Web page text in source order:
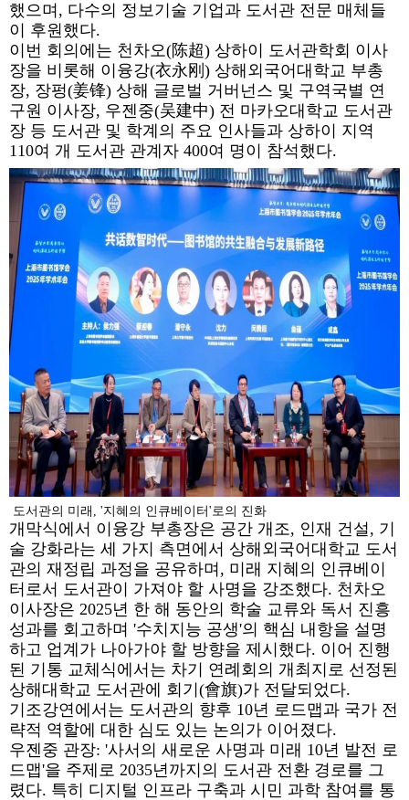
했으며, 다수의 정보기술 기업과 도서관 전문 매체들
이 후원했다.
이번 회의에는 천차오(陈超) 상하이 도서관학회 이사
장을 비롯해 이융강(衣永刚) 상해외국어대학교 부총
장, 장펑(姜锋) 상해 글로벌 거버넌스 및 구역국별 연
구원 이사장, 우젠중(吴建中) 전 마카오대학교 도서관
장 등 도서관 및 학계의 주요 인사들과 상하이 지역
110여 개 도서관 관계자 400여 명이 참석했다.
도서관의 미래, '지혜의 인큐베이터'로의 진화
개막식에서 이융강 부총장은 공간 개조, 인재 건설, 기
술 강화라는 세 가지 측면에서 상해외국어대학교 도서
관의 재정립 과정을 공유하며, 미래 지혜의 인큐베이
터로서 도서관이 가져야 할 사명을 강조했다. 천차오
이사장은 2025년 한 해 동안의 학술 교류와 독서 진흥
성과를 회고하며 '수치지능 공생'의 핵심 내항을 설명
하고 업계가 나아가야 할 방향을 제시했다. 이어 진행
된 기통 교체식에서는 차기 연례회의 개최지로 선정된
상해대학교 도서관에 회기(會旗)가 전달되었다.
기조강연에서는 도서관의 향후 10년 로드맵과 국가 전
략적 역할에 대한 심도 있는 논의가 이어졌다.
우젠중 관장: '사서의 새로운 사명과 미래 10년 발전 로
드맵'을 주제로 2035년까지의 도서관 전환 경로를 그
렸다. 특히 디지털 인프라 구축과 시민 과학 참여를 통